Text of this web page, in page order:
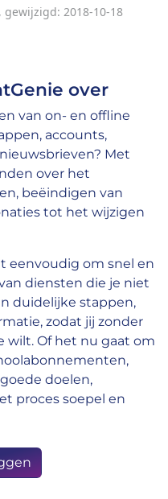
, gewijzigd: 2018-10-18
over
van on- en offline
accounts,
Met
over het
beëindigen van
tot het wijzigen
eenvoudig om snel en
diensten die je niet
duidelijke stappen,
zodat jij zonder
wilt. Of het nu gaat om
doelen,
proces soepel en